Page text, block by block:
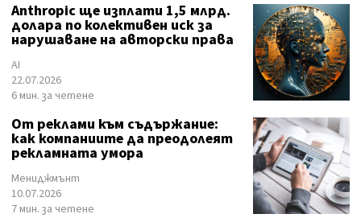
Anthropic ще изплати 1,5 млрд.
долара по колективен иск за
нарушаване на авторски права
AI
22.07.2026
6 мин. за четене
От реклами към съдържание:
как компаниите да преодолеят
рекламната умора
Мениджмънт
10.07.2026
7 мин. за четене